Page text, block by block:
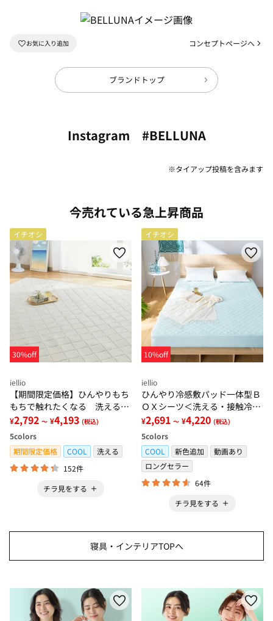
コンセプトページへ
ブランドトップ
Instagram #BELLUNA
※タイアップ投稿を含みます
今売れている急上昇商品
イチオシ
30%off
iellio
【期間限定価格】ひんやりもち
もちで触れたくなる 洗えるラ
グ＜低反発・滑りにくい・接触
冷感・防ダニ・カーペット＞
¥2,792 ～ ¥4,193 (税込)
5colors
期間限定価格
COOL
洗える
152件
チラ見をする
イチオシ
10%off
iellio
ひんやり冷感敷パッド一体型Ｂ
ＯＸシーツ＜洗える・接触冷
感・抗菌防臭・時短・家事楽・
ボックスシーツ・寝苦しさ対策
＞
¥2,691 ～ ¥4,220 (税込)
5colors
COOL
新色追加
動画あり
ロングセラー
64件
チラ見をする
寝具・インテリアTOPへ